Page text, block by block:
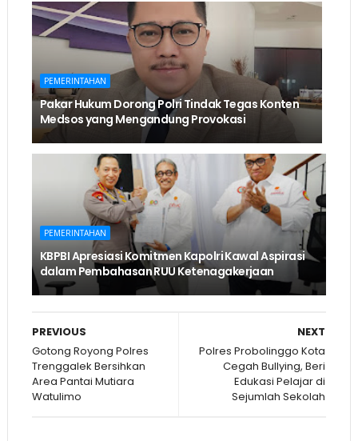
PEMERINTAHAN
Pakar Hukum Dorong Polri Tindak Tegas Konten
Medsos yang Mengandung Provokasi
PEMERINTAHAN
KBPBI Apresiasi Komitmen Kapolri Kawal Aspirasi
dalam Pembahasan RUU Ketenagakerjaan
NEXT
Polres Probolinggo Kota
Cegah Bullying, Beri
Edukasi Pelajar di
Sejumlah Sekolah
PREVIOUS
Gotong Royong Polres
Trenggalek Bersihkan
Area Pantai Mutiara
Watulimo